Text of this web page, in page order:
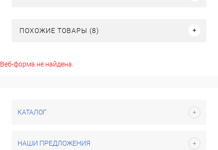
ПОХОЖИЕ ТОВАРЫ (8)
Веб-форма не найдена.
КАТАЛОГ
НАШИ ПРЕДЛОЖЕНИЯ